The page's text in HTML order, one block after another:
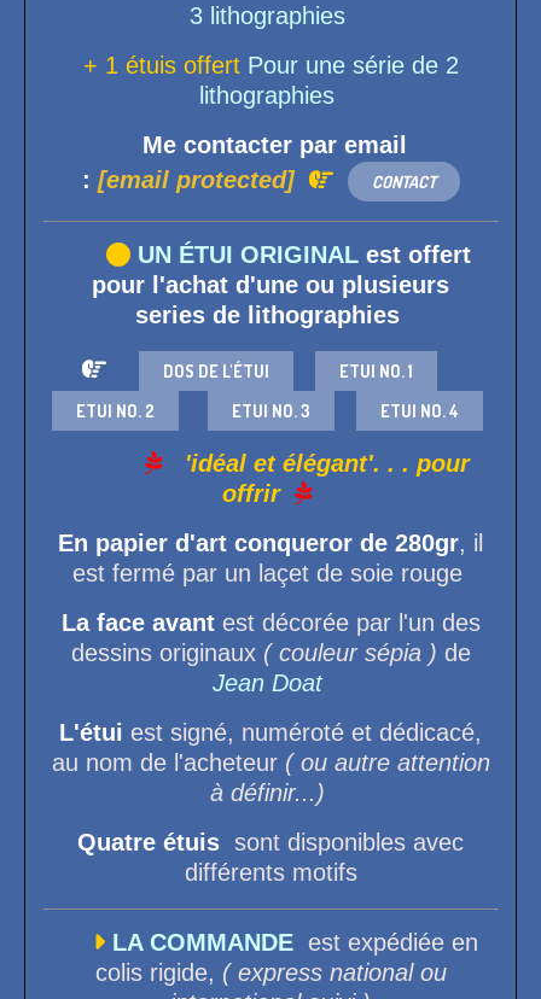
3 lithographies
+ 1 étuis offertPour une série de 2
lithographies
Me contacter par email
: [email protected]  CONTACT
 UN ÉTUI ORIGINAL est offert
pour l'achat d'une ou plusieurs
series de lithographies
 DOS DE L'ÉTUI
ETUI NO. 1
ETUI NO. 2
ETUI NO. 3 ETUI NO. 4

'idéal et élégant'. . . pour
offrir 
En papier d'art conqueror de 280gr, il
est fermé par un laçet de soie rouge
La face avantest décorée par l'un des
dessins originaux ( couleur sépia ) de
Jean Doat
L'étui est signé, numéroté et dédicacé,
au nom de l'acheteur ( ou autre attention
à définir...)
Quatre étuis sont disponibles avec
différents motifs
 LA COMMANDEest expédiée en
colis rigide, ( express national ou